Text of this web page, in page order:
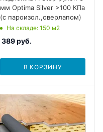
мм Optima Silver >100 КПа
(с пароизол.,оверлапом)
На складе: 150 м2
389руб.
В КОРЗИНУ